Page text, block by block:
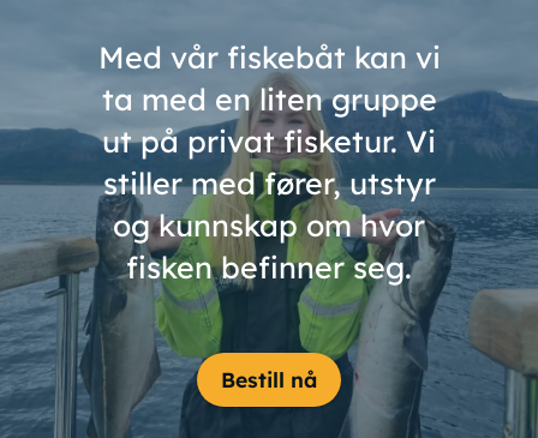
Med vår fiskebåt kan vi
ta med en liten gruppe
ut på privat fisketur. Vi
stiller med fører, utstyr
og kunnskap om hvor
fisken befinner seg.